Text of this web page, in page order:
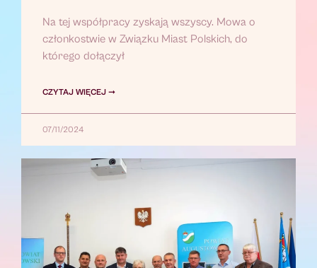
Na tej współpracy zyskają wszyscy. Mowa o
członkostwie w Związku Miast Polskich, do
którego dołączył
CZYTAJ WIĘCEJ ➞
07/11/2024